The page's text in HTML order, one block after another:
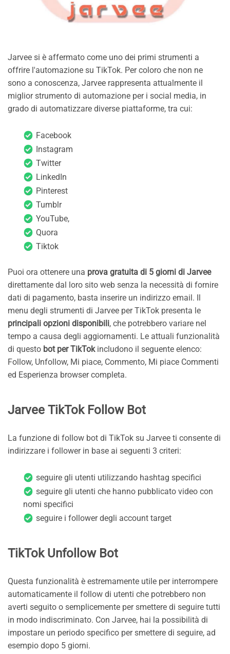
Jarvee si è affermato come uno dei primi strumenti a
offrire l'automazione su TikTok. Per coloro che non ne
sono a conoscenza, Jarvee rappresenta attualmente il
miglior strumento di automazione per i social media, in
grado di automatizzare diverse piattaforme, tra cui:
Facebook
Instagram
Twitter
LinkedIn
Pinterest
Tumblr
YouTube,
Quora
Tiktok
Puoi ora ottenere una prova gratuita di 5 giorni di Jarvee
direttamente dal loro sito web senza la necessità di fornire
dati di pagamento, basta inserire un indirizzo email. Il
menu degli strumenti di Jarvee per TikTok presenta le
principali opzioni disponibili, che potrebbero variare nel
tempo a causa degli aggiornamenti. Le attuali funzionalità
di questo bot per TikTokincludono il seguente elenco:
Follow, Unfollow, Mi piace, Commento, Mi piace Commenti
ed Esperienza browser completa.
Jarvee TikTok Follow Bot
La funzione di follow bot di TikTok su Jarvee ti consente di
indirizzare i follower in base ai seguenti 3 criteri:
seguire gli utenti utilizzando hashtag specifici
seguire gli utenti che hanno pubblicato video con
nomi specifici
seguire i follower degli account target
TikTok Unfollow Bot
Questa funzionalità è estremamente utile per interrompere
automaticamente il follow di utenti che potrebbero non
averti seguito o semplicemente per smettere di seguire tutti
in modo indiscriminato. Con Jarvee, hai la possibilità di
impostare un periodo specifico per smettere di seguire, ad
esempio dopo 5 giorni.